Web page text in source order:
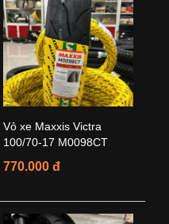
Vỏ xe Maxxis Victra
100/70-17 M0098CT
770.000 đ